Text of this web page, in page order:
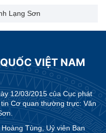
Lạng Sơn
VIỆT NAM
12/03/2015 của Cục phát
Cơ quan thường trực: Văn
Tùng, Uỷ viên Ban